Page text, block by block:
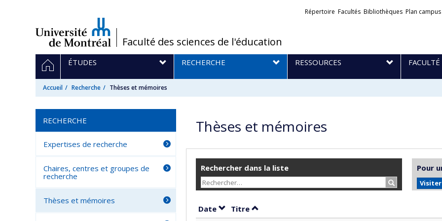
/Faculté des sciences de l'éducation
Liens
Répertoire Facultés Bibliothèques Plan campus
Navigation
principale
ACCUEIL
ÉTUDES RECHERCHE RESSOURCES FACULTÉ
Accueil Recherche Thèses et mémoires
Thèses et mémoires
Rechercher dans la liste
Rechercher…
Pour
Date Trier par date en ordre décroissant
Titre Trier par titre en ordre décroissant
RECHERCHE
Expertises de recherche
Chaires, centres et groupes de
recherche
Thèses et mémoires